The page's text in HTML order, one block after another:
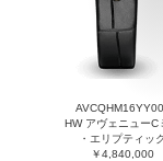
HW アヴェニューC
・エリプティック
￥4,840,000